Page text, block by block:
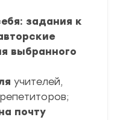
задания к
выбранного
учителей,
почту